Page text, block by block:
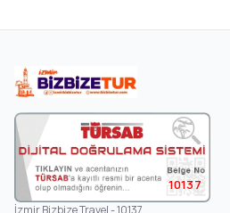
10137
İzmir Bizbize Travel - 10137